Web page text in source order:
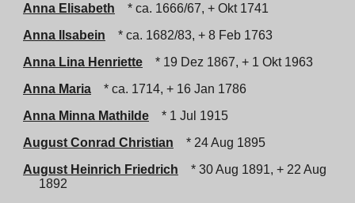
Anna Elisabeth
* ca. 1666/67, + Okt 1741
Anna Ilsabein
* ca. 1682/83, + 8 Feb 1763
Anna Lina Henriette
* 19 Dez 1867, + 1 Okt 1963
Anna Maria
* ca. 1714, + 16 Jan 1786
Anna Minna Mathilde
* 1 Jul 1915
August Conrad Christian
* 24 Aug 1895
August Heinrich Friedrich
* 30 Aug 1891, + 22 Aug
1892